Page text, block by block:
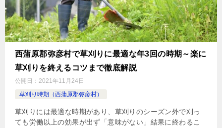
西蒲原郡弥彦村で草刈りに最適な年3回の時期～楽に
草刈りを終えるコツまで徹底解説
公開日： 2021年11月24日
草刈り時期（西蒲原郡弥彦村）
草刈りには最適な時期があり、草刈りのシーズン外で刈っ
ても労働以上の効果が出ず「意味がない」結果に終わるこ